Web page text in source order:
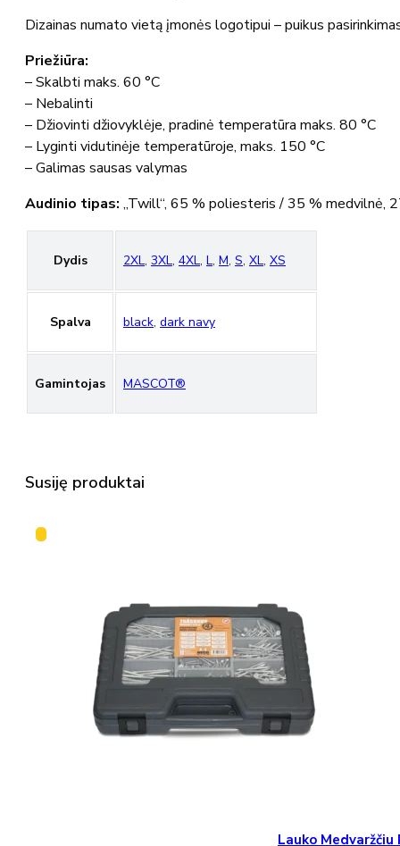
Dizainas numato vietą įmonės logotipui – puikus
Priežiūra:
– Skalbti maks. 60 °C
– Nebalinti
– Džiovinti džiovyklėje, pradinė temperatūra maks. 80 °C
– Lyginti vidutinėje temperatūroje, maks. 150 °C
– Galimas sausas valymas
Audinio tipas: „Twill“, 65 % poliesteris / 35 % medvilnė,
Dydis 2XL, 3XL, 4XL, L, M, S, XL, XS
Spalva black, dark navy
Gamintojas MASCOT®
Susiję produktai
Lauko Medvaržčiu